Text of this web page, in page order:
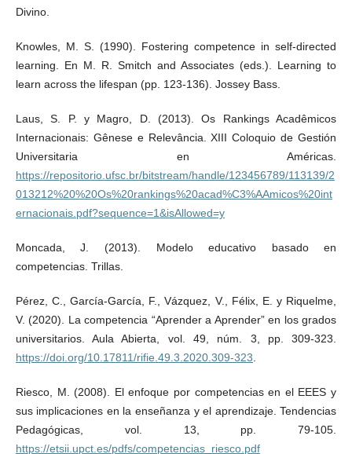
Divino.
Knowles, M. S. (1990). Fostering competence in self-directed
learning. En M. R. Smitch and Associates (eds.). Learning to
learn across the lifespan (pp. 123-136). Jossey Bass.
Laus, S. P. y Magro, D. (2013). Os Rankings Acadêmicos
Internacionais: Gênese e Relevância. XIII Coloquio de Gestión
Universitaria en Américas.
https://repositorio.ufsc.br/bitstream/handle/123456789/113139/2
013212%20%20Os%20rankings%20acad%C3%AAmicos%20int
ernacionais.pdf?sequence=1&isAllowed=y
Moncada, J. (2013). Modelo educativo basado en
competencias. Trillas.
Pérez, C., García-García, F., Vázquez, V., Félix, E. y Riquelme,
V. (2020). La competencia “Aprender a Aprender” en los grados
universitarios. Aula Abierta, vol. 49, núm. 3, pp. 309-323.
https://doi.org/10.17811/rifie.49.3.2020.309-323
Riesco, M. (2008). El enfoque por competencias en el EEES y
sus implicaciones en la enseñanza y el aprendizaje. Tendencias
Pedagógicas, vol. 13, pp. 79-105.
https://etsii.upct.es/pdfs/competencias_riesco.pdf